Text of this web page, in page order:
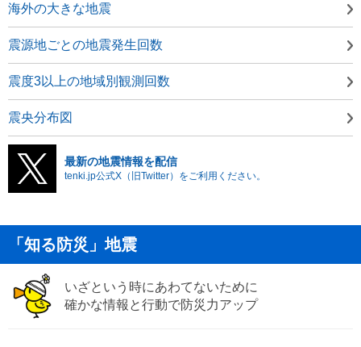
海外の大きな地震
震源地ごとの地震発生回数
震度3以上の地域別観測回数
震央分布図
最新の地震情報を配信
tenki.jp公式X（旧Twitter）をご利用ください。
「知る防災」地震
いざという時にあわてないために
確かな情報と行動で防災力アップ